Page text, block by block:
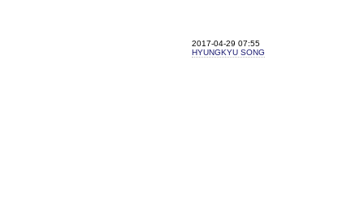
2017-04-29 07:55
HYUNGKYU SONG